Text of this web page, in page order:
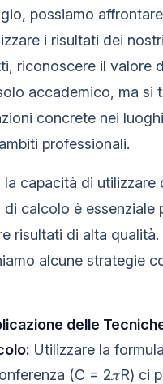
possiamo
i risultati dei
riconoscere il valore
accademico, ma si
concrete nei
professionali.
la capacità di utilizzare
di calcolo è essenziale
risultati di alta qualità.
alcune strategie
delle
Utilizzare la
(C = 2𝜋R) ci